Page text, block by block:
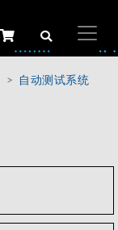
自动测试系统